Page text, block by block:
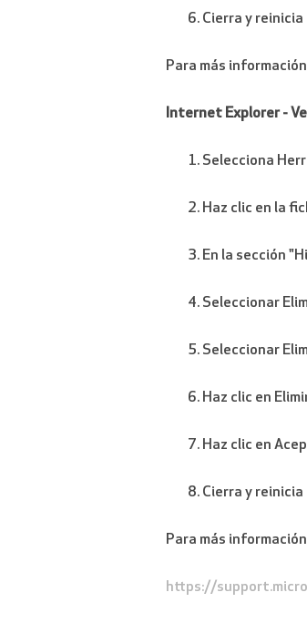
Cierra y reinicia
Para más
Internet Explorer -
Selecciona
Haz clic en la
En la sección
Seleccionar
Seleccionar
Haz clic en
Haz clic en
Cierra y reinicia
Para más
https://